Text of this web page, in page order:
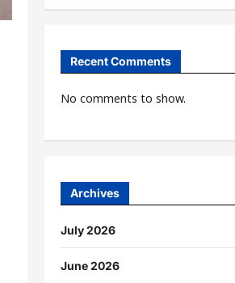
Recent Comments
No comments to show.
Archives
July 2026
June 2026